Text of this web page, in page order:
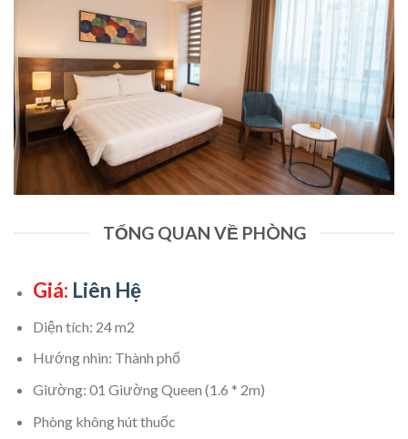
TỔNG QUAN VỀ PHÒNG
Giá: Liên Hệ
Diện tích: 24 m2
Hướng nhìn: Thành phố
Giường: 01 Giường Queen (1.6 * 2m)
Phòng không hút thuốc